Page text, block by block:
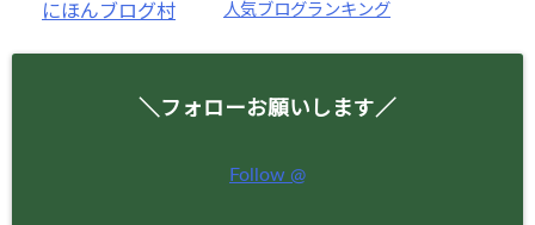
にほんブログ村 人気ブログランキング
＼フォローお願いします／
Follow @